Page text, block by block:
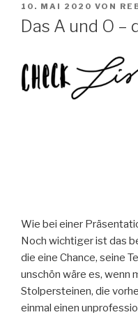
VERÖFFENTLICHT
AM
10. MAI 2020 VON
Das A und O
Wie bei einer
Noch wichtiger ist das
die eine Chance, seine
unschön wäre es, wenn
Stolpersteinen, die
einmal einen